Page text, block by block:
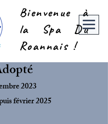
Bienvenue à
la Spa Du
Roannais !
2023
février 2025